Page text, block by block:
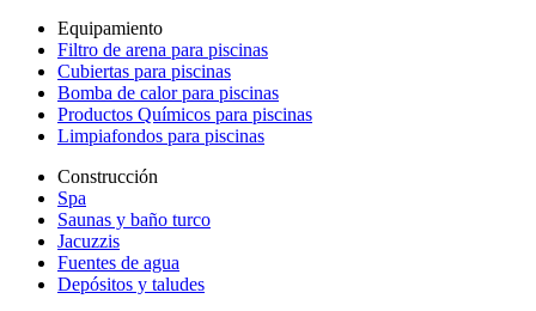
Equipamiento
Filtro de arena para piscinas
Cubiertas para piscinas
Bomba de calor para piscinas
Productos Químicos para piscinas
Limpiafondos para piscinas
Construcción
Spa
Saunas y baño turco
Jacuzzis
Fuentes de agua
Depósitos y taludes